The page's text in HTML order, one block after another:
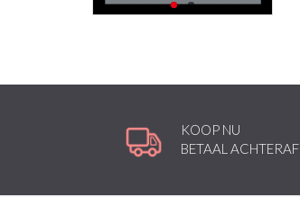
KOOP NU
BETAAL ACHTERAF